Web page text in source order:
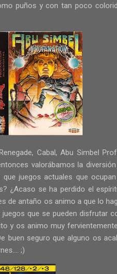
puños y con tan poco
Cabal, Abu Simbel
valorábamos la
juegos actuales que
¿Acaso se ha perdido el
de antaño os animo a que lo
que se pueden disfrutar
y os animo muy
buen seguro que alguno os
;)